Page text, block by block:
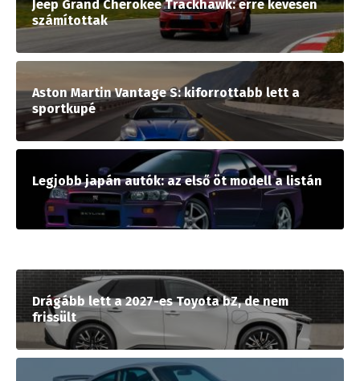
Jeep Grand Cherokee Trackhawk: erre kevesen
számítottak
Aston Martin Vantage S: kiforrottabb lett a
sportkupé
Legjobb japán autók: az első öt modell a listán
Drágább lett a 2027-es Toyota bZ, de nem
frissült